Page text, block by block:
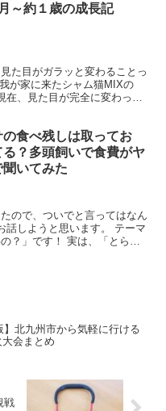
～約１歳の成長記
た目がガラッと変わることっ
が家に来たシャム猫MIXの
在、見た目が完全に変わって
の食べ残しは取ってお
る？多頭飼いで食費がヤ
いてみた
ので、ついでと言ってはなん
話しようと思います。 テーマ
？」です！ 実は、「とら（4
】北九州市から気軽に行ける
会まとめ
戦